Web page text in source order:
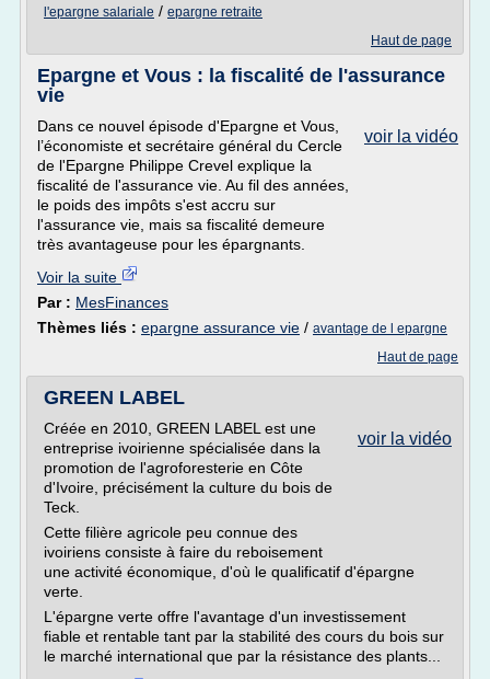
l'epargne salariale / epargne retraite
Haut de page
Epargne et Vous : la fiscalité de l'assurance
vie
voir la vidéo
Dans ce nouvel épisode d'Epargne et Vous,
l’économiste et secrétaire général du Cercle
de l'Epargne Philippe Crevel explique la
fiscalité de l'assurance vie. Au fil des années,
le poids des impôts s'est accru sur
l'assurance vie, mais sa fiscalité demeure
très avantageuse pour les épargnants.
Voir la suite
Par : MesFinances
Thèmes liés : epargne assurance vie / avantage de l epargne
Haut de page
GREEN LABEL
voir la vidéo
Créée en 2010, GREEN LABEL est une
entreprise ivoirienne spécialisée dans la
promotion de l'agroforesterie en Côte
d'Ivoire, précisément la culture du bois de
Teck.
Cette filière agricole peu connue des
ivoiriens consiste à faire du reboisement
une activité économique, d'où le qualificatif d'épargne
verte.
L'épargne verte offre l'avantage d'un investissement
fiable et rentable tant par la stabilité des cours du bois sur
le marché international que par la résistance des plants...